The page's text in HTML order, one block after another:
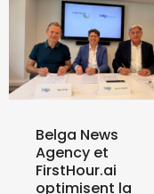
Belga News
Agency et
FirstHour.ai
optimisent la